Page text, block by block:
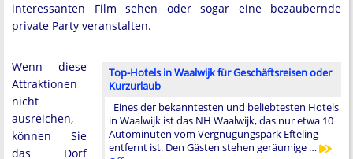
interessanten Film sehen oder sogar eine bezaubernde
private Party veranstalten.
Top-Hotels in Waalwijk für Geschäftsreisen oder
Kurzurlaub
Eines der bekanntesten und beliebtesten Hotels
in Waalwijk ist das NH Waalwijk, das nur etwa 10
Autominuten vom Vergnügungspark Efteling
entfernt ist. Den Gästen stehen geräumige …
Wenn diese
Attraktionen
nicht
ausreichen,
können Sie
das Dorf